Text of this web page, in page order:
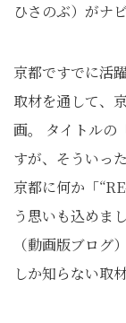
ひさのぶ）がナ
京都ですでに活
取材を通して、
画。 タイトルの
すが、そういっ
京都に何か「
う思いも込めま
（動画版ブログ
しか知らない取